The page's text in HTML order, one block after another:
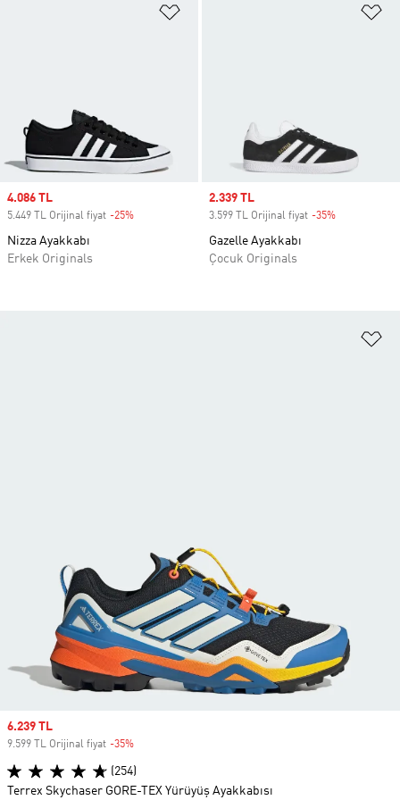
Sale price
4.086 TL
5.449 TL Orijinal fiyat -25%
Nizza Ayakkabı
Erkek Originals
Sale price
2.339 TL
3.599 TL Orijinal fiyat -35%
Gazelle Ayakkabı
Çocuk Originals
Sale price
6.239 TL
9.599 TL Orijinal fiyat -35%
(254)
Terrex Skychaser GORE-TEX Yürüyüş Ayakkabısı